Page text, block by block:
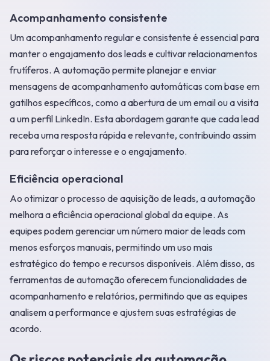
Acompanhamento consistente
Um acompanhamento regular e consistente é essencial para
manter o engajamento dos leads e cultivar relacionamentos
frutíferos. A automação permite planejar e enviar
mensagens de acompanhamento automáticas com base em
gatilhos específicos, como a abertura de um email ou a visita
a um perfil LinkedIn. Esta abordagem garante que cada lead
receba uma resposta rápida e relevante, contribuindo assim
para reforçar o interesse e o engajamento.
Eficiência operacional
Ao otimizar o processo de aquisição de leads, a automação
melhora a eficiência operacional global da equipe. As
equipes podem gerenciar um número maior de leads com
menos esforços manuais, permitindo um uso mais
estratégico do tempo e recursos disponíveis. Além disso, as
ferramentas de automação oferecem funcionalidades de
acompanhamento e relatórios, permitindo que as equipes
analisem a performance e ajustem suas estratégias de
acordo.